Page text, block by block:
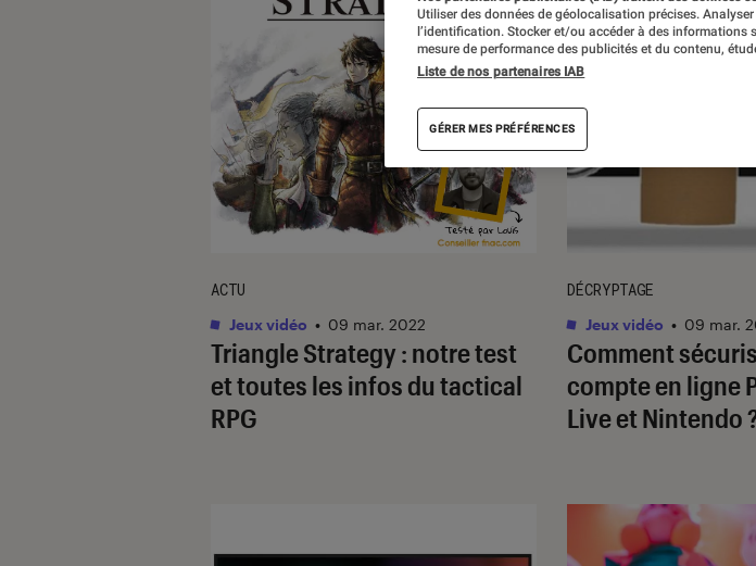
Triangle Strategy : notre test
et toutes les infos du tactical
RPG
ACTU
Jeux vidéo • 09 mar. 2022
Comment
compte en ligne
Live et Nintendo
DÉCRYPTAGE
Jeux vidéo • 09 mar.
Utiliser des données de géolocalisation précises.
l’identification. Stocker et/ou accéder à des
mesure de performance des publicités et du contenu,
Liste de nos partenaires IAB
GÉRER MES PRÉFÉRENCES